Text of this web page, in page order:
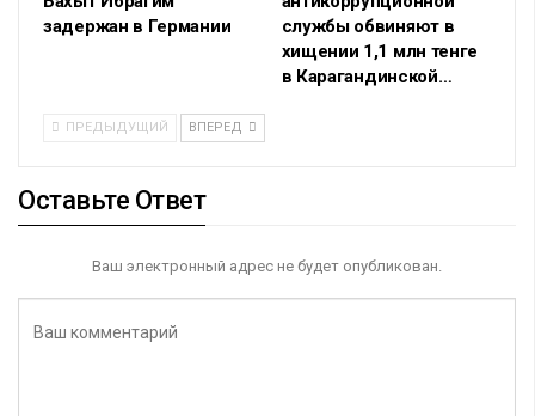
задержан в Германии
службы обвиняют в
хищении 1,1 млн тенге
в Карагандинской…
ПРЕДЫДУЩИЙ ВПЕРЕД
Оставьте Ответ
Ваш электронный адрес не будет опубликован.